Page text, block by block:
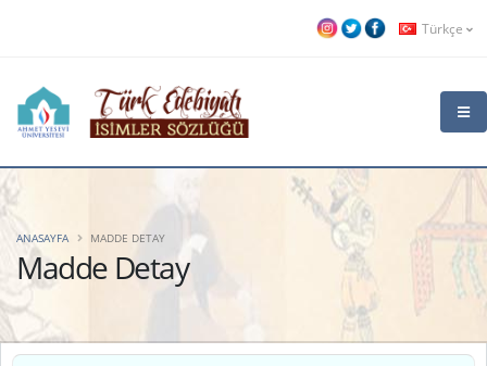
Türkçe
Madde Detay
ANASAYFA MADDE DETAY